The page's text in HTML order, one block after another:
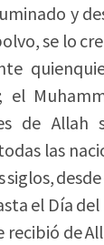
y
se lo
el
de Allah
las
siglos,
el Día
recibió de